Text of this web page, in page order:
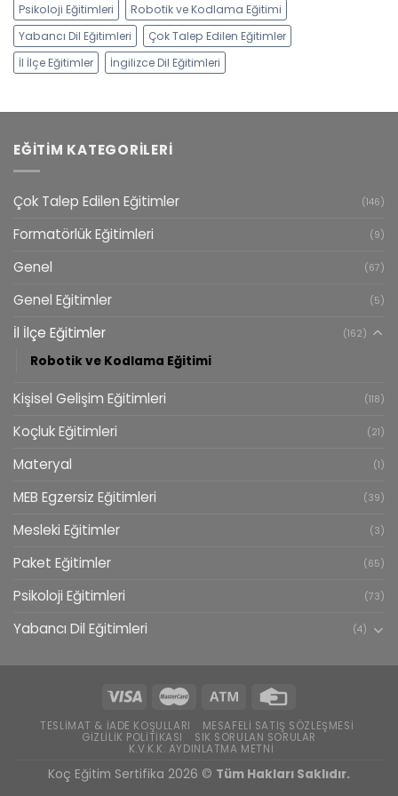
Psikoloji Eğitimleri
Robotik ve Kodlama Eğitimi
Yabancı Dil Eğitimleri
Çok Talep Edilen Eğitimler
İl İlçe Eğitimler
İngilizce Dil Eğitimleri
EĞITIM KATEGORILERI
Çok Talep Edilen Eğitimler (146)
Formatörlük Eğitimleri (9)
Genel (67)
Genel Eğitimler (5)
İl İlçe Eğitimler (162)
Robotik ve Kodlama Eğitimi
Kişisel Gelişim Eğitimleri (118)
Koçluk Eğitimleri (21)
Materyal (1)
MEB Egzersiz Eğitimleri (39)
Mesleki Eğitimler (3)
Paket Eğitimler (65)
Psikoloji Eğitimleri (73)
Yabancı Dil Eğitimleri (4)
TESLIMAT & İADE KOŞULLARI
MESAFELI SATIŞ SÖZLEŞMESI
GIZLILIK POLITIKASI
SIK SORULAN SORULAR
K.V.K.K. AYDINLATMA METNI
Koç Eğitim Sertifika 2026 © Tüm Hakları Saklıdır.